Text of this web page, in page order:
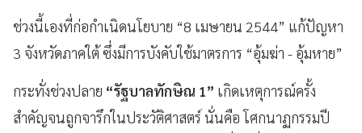
ช่วงนี้เองที่ก่อกำเนิดนโยบาย “8 เมษายน 2544” แก้ปัญหา
3 จังหวัดภาคใต้ ซึ่งมีการบังคับใช้มาตรการ “อุ้มฆ่า - อุ้มหาย”
กระทั่งช่วงปลาย “รัฐบาลทักษิณ 1” เกิดเหตุการณ์ครั้ง
สำคัญจนถูกจารึกในประวัติศาสตร์ นั่นคือ โศกนาฏกรรมปี